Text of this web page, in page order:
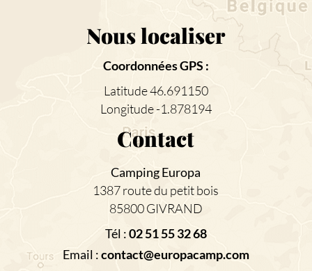
Nous localiser
Coordonnées GPS :
Latitude 46.691150
Longitude -1.878194
Contact
Camping Europa
1387 route du petit bois
85800 GIVRAND
Tél :02 51 55 32 68
Email :contact@europacamp.com